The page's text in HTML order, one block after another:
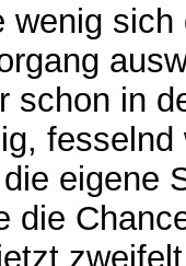
wenig
schon in
eigene
die